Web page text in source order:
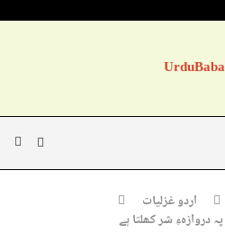
اردو غزلیات
شر کھلتا ہے